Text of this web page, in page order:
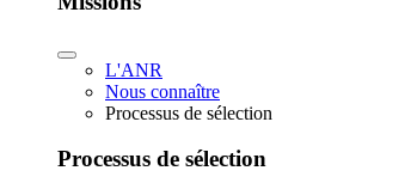
L'ANR
Nous connaître
Processus de sélection
Processus de sélection